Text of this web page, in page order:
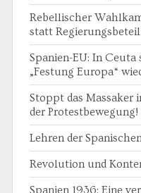
Rebellischer
statt
Spanien-EU: In
„Festung Europa“
Stoppt das Massaker
der Protestbewegung!
Lehren der
Revolution und
Spanien 1936: Eine